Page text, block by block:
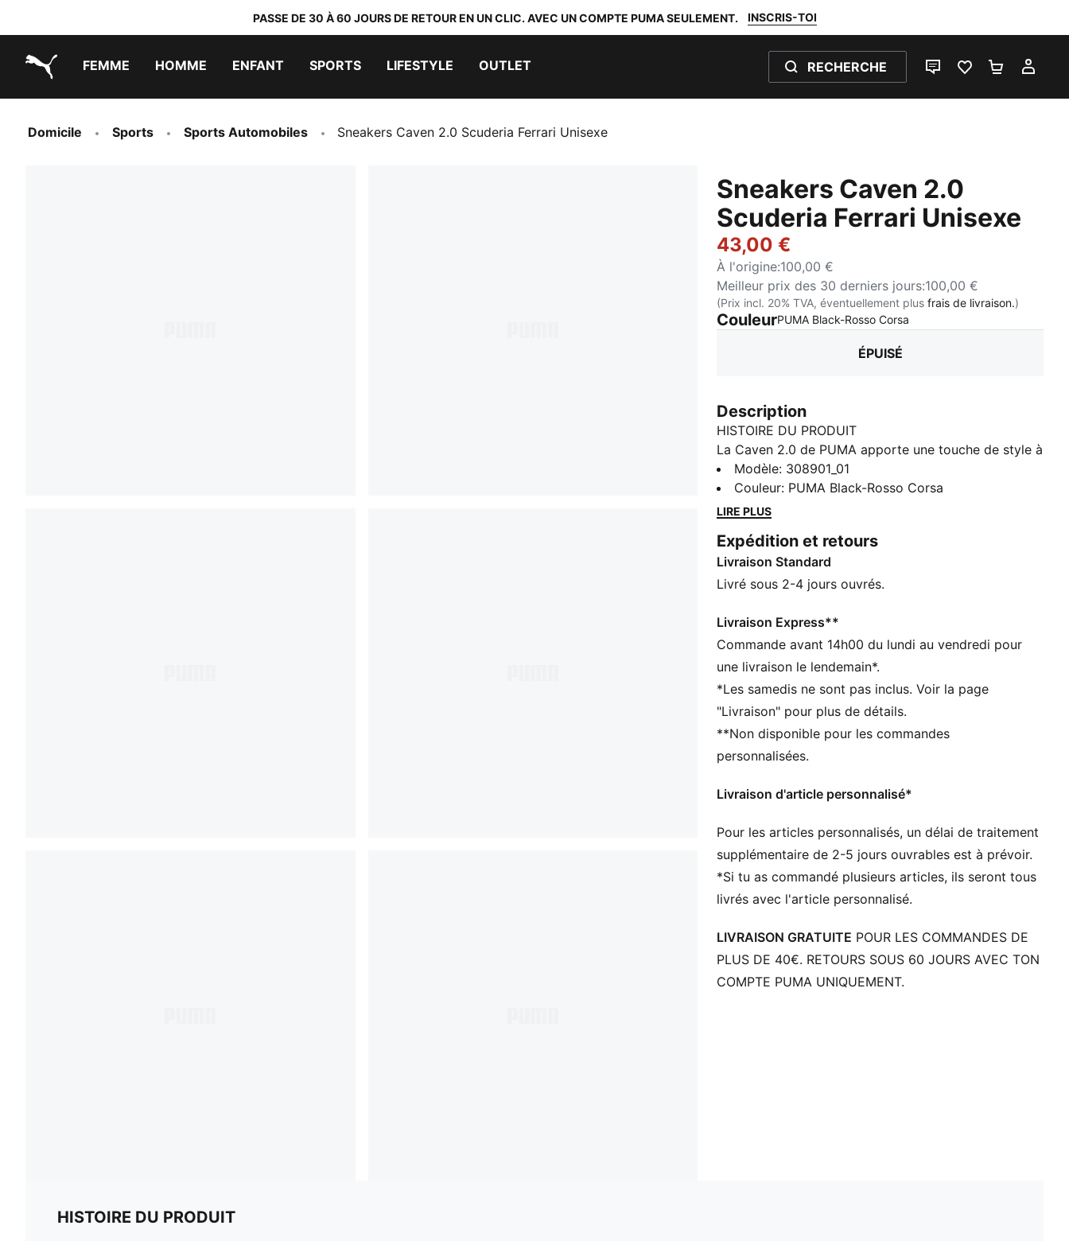
PASSE DE 30 À 60 JOURS DE RETOUR EN UN CLIC. AVEC UN COMPTE PUMA SEULEMENT. INSCRIS-TOI
FEMME HOMME ENFANT SPORTS LIFESTYLE OUTLET RECHERCHE
LIVE CHATFAVORIS 0PANIER 0
Domicile Sports Sports Automobiles Sneakers Caven 2.0 Scuderia Ferrari Unisexe
Sneakers Caven 2.0
Scuderia Ferrari Unisexe
43,00 €
À l'origine:100,00 €
Meilleur prix des 30 derniers jours:100,00 €
(Prix incl. 20% TVA, éventuellement plusfrais de livraison.)
CouleurPUMA Black-Rosso Corsa
ÉPUISÉ
Description
HISTOIRE DU PRODUIT
La Caven 2.0 de PUMA apporte une touche de style à
chaque pas. Inspirées de la célèbre chaussure de
basket des années 80, ces sneakers marient avec
brio allure audacieuse et look soigné. La semelle
esthétique moderne. Et ce n’est pas tout, la semelle
intérieure SOFTFOAM+ promet un max de confort
toute la journée. C'est la chaussure parfaite pour
version présente des logos Scuderia Ferrari, pour les
fans de sports automobiles !
CARACTÉRISTIQUES + AVANTAGES
pour offrir un amorti doux grâce à son talon ultra-
épais
La tige de ces chaussures est fabriquée à partir d’au
moins 20 % de matériaux recyclés et la partie
matériaux recyclés
Largeur : Régulière
Bout : Arrondi
Fermeture : Fermeture à lacets
Branding Scuderia Ferrari et PUMA
Modèle: 308901_01
Couleur: PUMA Black-Rosso Corsa
LIRE PLUS
Expédition et retours
Livraison Standard
Livré sous 2-4 jours ouvrés.
Livraison Express**
Commande avant 14h00 du lundi au vendredi pour
une livraison le lendemain*.
*Les samedis ne sont pas inclus. Voir la page
"Livraison" pour plus de détails.
**Non disponible pour les commandes
personnalisées.
Livraison d'article personnalisé*
Pour les articles personnalisés, un délai de traitement
supplémentaire de 2-5 jours ouvrables est à prévoir.
*Si tu as commandé plusieurs articles, ils seront tous
livrés avec l'article personnalisé.
LIVRAISON GRATUITE POUR LES COMMANDES DE
PLUS DE 40€. RETOURS SOUS 60 JOURS AVEC TON
COMPTE PUMA UNIQUEMENT.
HISTOIRE DU PRODUIT